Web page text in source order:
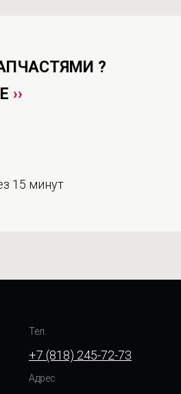
?
››
15 минут
Тел.
+7 (818) 245-72-73
Адрес